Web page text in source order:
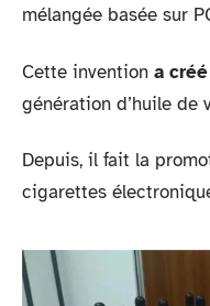
mélangée basée sur
Cette invention a
génération d’huile de
Depuis, il fait la
cigarettes